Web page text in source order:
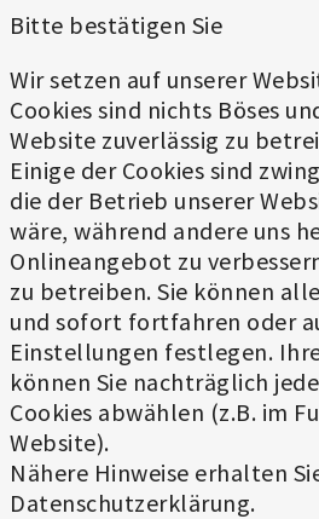
Bitte bestätigen Sie
Wir setzen auf unserer
Cookies sind nichts Böses
Website zuverlässig zu
Einige der Cookies sind
die der Betrieb unserer
wäre, während andere uns
Onlineangebot zu
zu betreiben. Sie können
und sofort fortfahren oder
Einstellungen festlegen.
können Sie nachträglich
Cookies abwählen (z.B. im
Website).
Nähere Hinweise erhalten
Datenschutzerklärung.